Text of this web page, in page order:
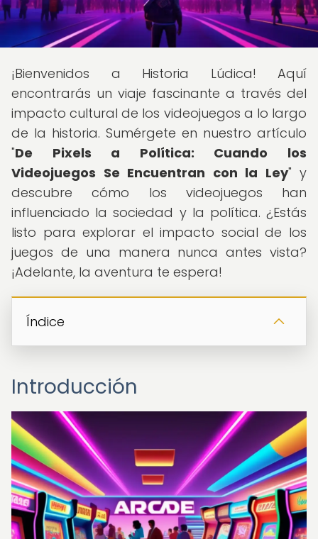
¡Bienvenidos a Historia Lúdica! Aquí
encontrarás un viaje fascinante a través del
impacto cultural de los videojuegos a lo largo
de la historia. Sumérgete en nuestro artículo
"De Pixels a Política: Cuando los
Videojuegos Se Encuentran con la Ley" y
descubre cómo los videojuegos han
influenciado la sociedad y la política. ¿Estás
listo para explorar el impacto social de los
juegos de una manera nunca antes vista?
¡Adelante, la aventura te espera!
Índice
Introducción